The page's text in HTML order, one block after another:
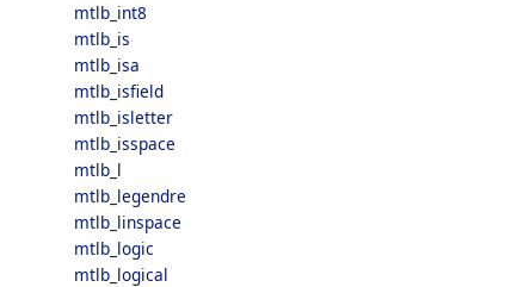
mtlb_int8
mtlb_is
mtlb_isa
mtlb_isfield
mtlb_isletter
mtlb_isspace
mtlb_l
mtlb_legendre
mtlb_linspace
mtlb_logic
mtlb_logical